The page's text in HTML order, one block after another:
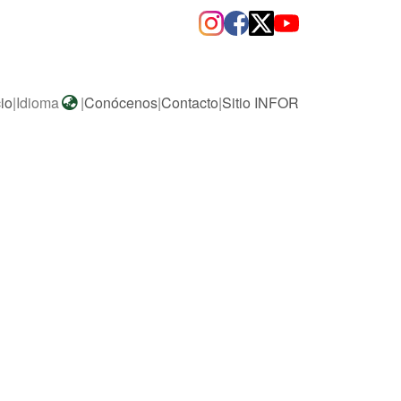
|Idioma |Conócenos|Contacto|Sitio INFOR